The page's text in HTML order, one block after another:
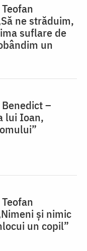
ne străduim,
suflare de
un
–
lui Ioan,
și nimic
un copil”